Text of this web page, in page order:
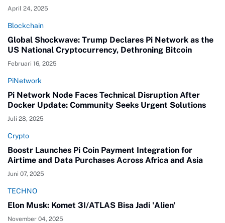
April 24, 2025
Blockchain
Global Shockwave: Trump Declares Pi Network as the
US National Cryptocurrency, Dethroning Bitcoin
Februari 16, 2025
PiNetwork
Pi Network Node Faces Technical Disruption After
Docker Update: Community Seeks Urgent Solutions
Juli 28, 2025
Crypto
Boostr Launches Pi Coin Payment Integration for
Airtime and Data Purchases Across Africa and Asia
Juni 07, 2025
TECHNO
Elon Musk: Komet 3I/ATLAS Bisa Jadi 'Alien'
November 04, 2025